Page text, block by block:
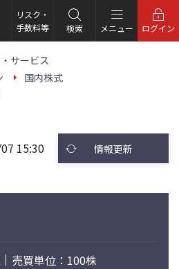
リスク・
手数料等
検索 メニュー ログイン
サービス
国内株式
15:30 情報更新
売買単位：100株